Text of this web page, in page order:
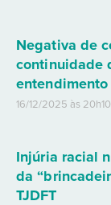
Negativa de
continuidade
entendimento
16/12/2025 às 20h10
Injúria racial
da
TJDFT